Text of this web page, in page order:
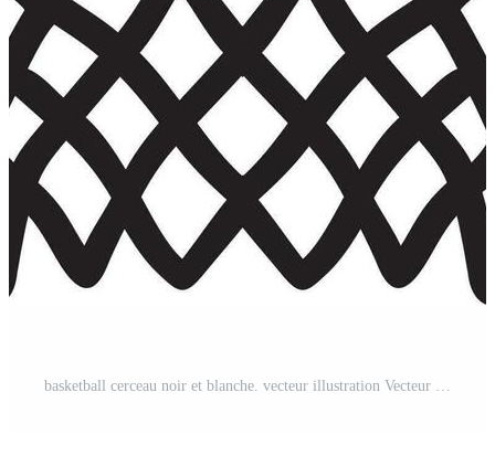
basketball cerceau noir et blanche. vecteur illustration Vecteur Pro